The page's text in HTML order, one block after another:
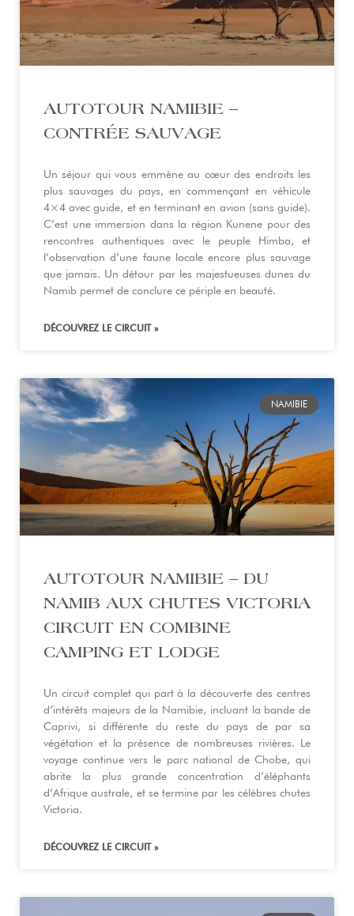
AUTOTOUR NAMIBIE –
CONTRÉE SAUVAGE
Un séjour qui vous emmène au cœur des endroits les
plus sauvages du pays, en commençant en véhicule
4×4 avec guide, et en terminant en avion (sans guide).
C’est une immersion dans la région Kunene pour des
rencontres authentiques avec le peuple Himba, et
l’observation d’une faune locale encore plus sauvage
que jamais. Un détour par les majestueuses dunes du
Namib permet de conclure ce périple en beauté.
DÉCOUVREZ LE CIRCUIT »
NAMIBIE
AUTOTOUR NAMIBIE – DU
NAMIB AUX CHUTES VICTORIA
CIRCUIT EN COMBINE
CAMPING ET LODGE
Un circuit complet qui part à la découverte des centres
d’intérêts majeurs de la Namibie, incluant la bande de
Caprivi, si différente du reste du pays de par sa
végétation et la présence de nombreuses rivières. Le
voyage continue vers le parc national de Chobe, qui
abrite la plus grande concentration d’éléphants
d’Afrique australe, et se termine par les célèbres chutes
Victoria.
DÉCOUVREZ LE CIRCUIT »